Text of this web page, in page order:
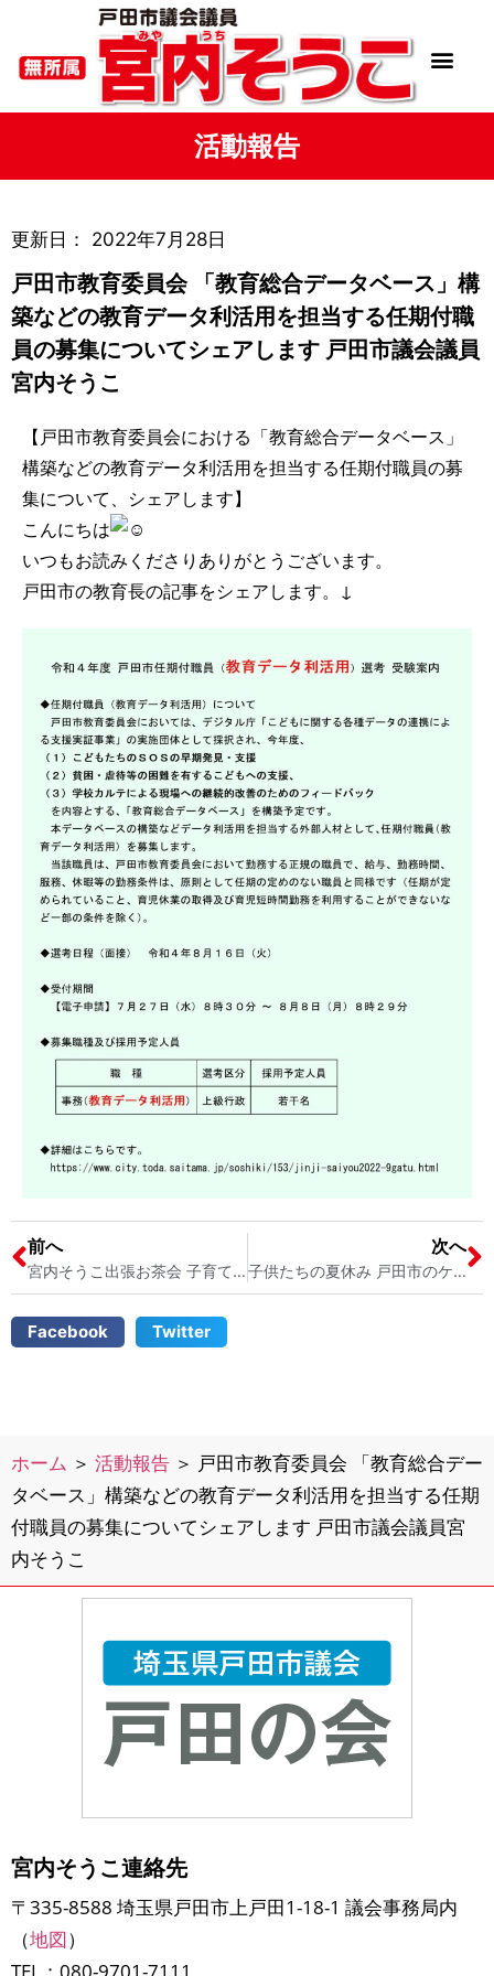
活動報告
更新日： 2022年7月28日
戸田市教育委員会 「教育総合データベース」構
築などの教育データ利活用を担当する任期付職
員の募集についてシェアします 戸田市議会議員
宮内そうこ
【戸田市教育委員会における「教育総合データベース」
構築などの教育データ利活用を担当する任期付職員の募
集について、シェアします】
こんにちは
いつもお読みくださりありがとうございます。
戸田市の教育長の記事をシェアします。↓
前へ
宮内そうこ出張お茶会 子育てや学校生活の悩みなど一緒にお話しませんか？ 戸田市議会議員 宮内そうこ
次へ
子供たちの夏休み 戸田市のケーキ屋さん「パティスリーローブ」のケーキでホッとひと息 戸田市議会議員 2児の母 宮内そうこ
Facebook Twitter
ホーム ＞ 活動報告 ＞ 戸田市教育委員会 「教育総合デー
タベース」構築などの教育データ利活用を担当する任期
付職員の募集についてシェアします 戸田市議会議員宮
内そうこ
宮内そうこ連絡先
〒335-8588 埼玉県戸田市上戸田1-18-1 議会事務局内
（地図）